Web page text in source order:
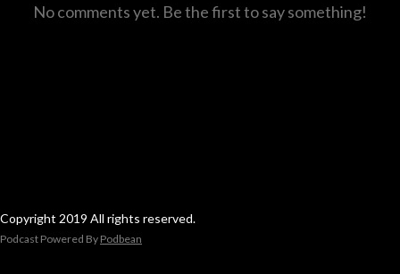
No comments yet. Be the first to say something!
Copyright 2019 All rights reserved.
Podcast Powered By Podbean